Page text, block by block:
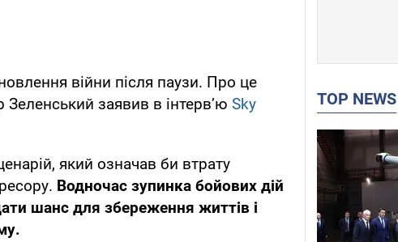
війни після паузи. Про це
заявив в інтерв’ю Sky
який означав би втрату
Водночас зупинка бойових дій
шанс для збереження життів і
TOP NEWS